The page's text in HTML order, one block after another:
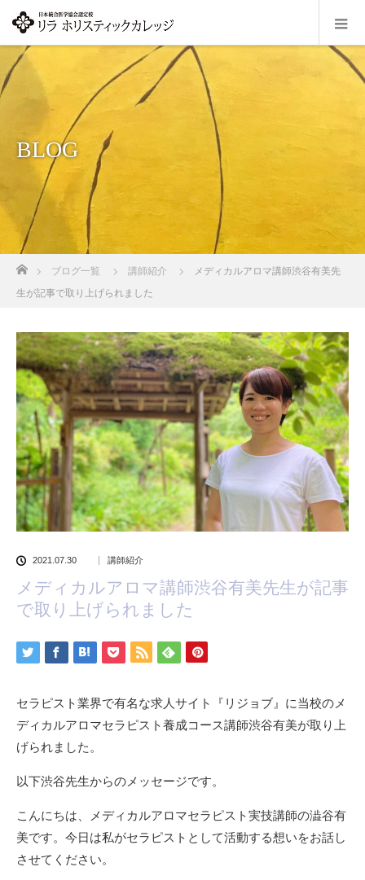
BLOG
ブログ一覧 講師紹介
メディカルアロマ講師渋谷有美先
生が記事で取り上げられました
2021.07.30 講師紹介
メディカルアロマ講師渋谷有美先生が記事
で取り上げられました
セラピスト業界で有名な求人サイト『リジョブ』に当校のメ
ディカルアロマセラピスト養成コース講師渋谷有美が取り上
げられました。
以下渋谷先生からのメッセージです。
こんにちは、メディカルアロマセラピスト実技講師の澁谷有
美です。今日は私がセラピストとして活動する想いをお話し
させてください。